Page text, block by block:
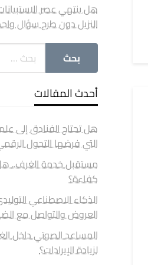
هل ينتهي عصر
النزيل دون طرح سؤال
أحدث المقالات
هل تحتاج الفنادق إلى
التي فرضها التحول
مستقبل خدمة الغرف.. هل
كفاءة؟
الذكاء الاصطناعي
العروض والتواصل مع
المساعد الصوتي داخل
لزيادة الإيرادات؟